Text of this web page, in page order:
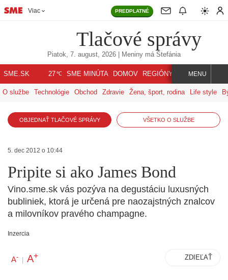
Viac PREDPLATNÉ
Tlačové správy
Piatok, 7. august, 2026 | Meniny má Štefánia
SME.SK 27℃ SME MINÚTA DOMOV REGIÓNY INDEX SVET
MENU
O službe Technológie Obchod Zdravie Žena, šport, rodina Life style
OBJEDNAŤ TLAČOVÉ SPRÁVY VŠETKO O SLUŽBE
5. dec 2012 o 10:44
Pripite si ako James Bond
Vino.sme.sk vás pozýva na degustáciu luxusných
bubliniek, ktorá je určená pre naozajstných znalcov
a milovníkov pravého champagne.
Inzercia
A- | A+ ZDIEĽAŤ